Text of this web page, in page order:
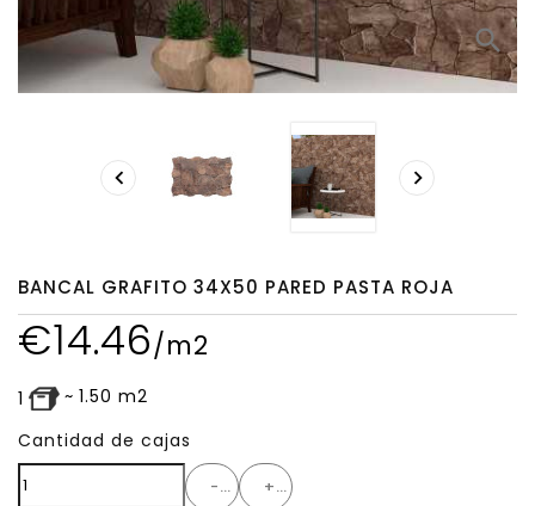
search
 
BANCAL GRAFITO 34X50 PARED PASTA ROJA
€14.46/m2
1 ~ 1.50 m2
Cantidad de cajas
- +